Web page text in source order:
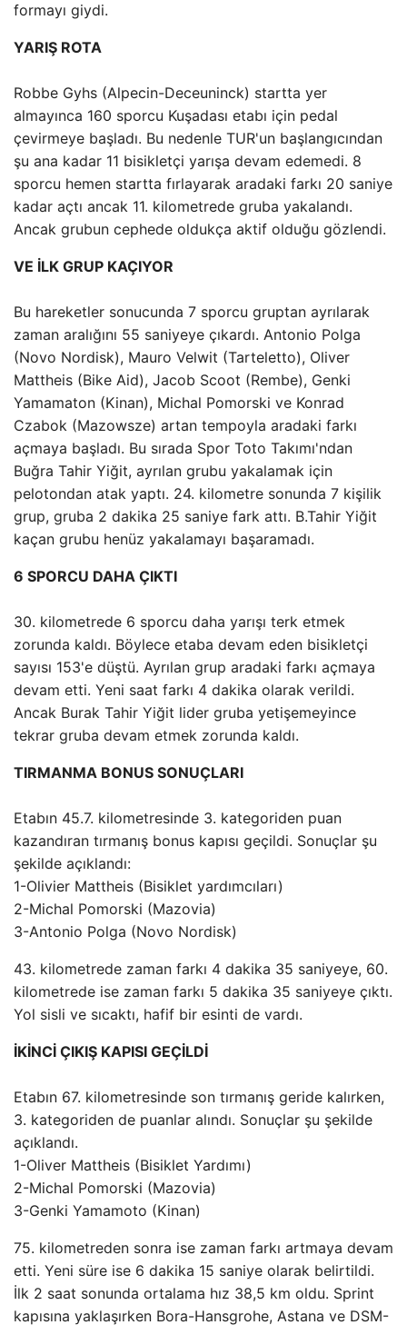
formayı giydi.
YARIŞ ROTA
Robbe Gyhs (Alpecin-Deceuninck) startta yer
almayınca 160 sporcu Kuşadası etabı için pedal
çevirmeye başladı. Bu nedenle TUR'un başlangıcından
şu ana kadar 11 bisikletçi yarışa devam edemedi. 8
sporcu hemen startta fırlayarak aradaki farkı 20 saniye
kadar açtı ancak 11. kilometrede gruba yakalandı.
Ancak grubun cephede oldukça aktif olduğu gözlendi.
VE İLK GRUP KAÇIYOR
Bu hareketler sonucunda 7 sporcu gruptan ayrılarak
zaman aralığını 55 saniyeye çıkardı. Antonio Polga
(Novo Nordisk), Mauro Velwit (Tarteletto), Oliver
Mattheis (Bike Aid), Jacob Scoot (Rembe), Genki
Yamamaton (Kinan), Michal Pomorski ve Konrad
Czabok (Mazowsze) artan tempoyla aradaki farkı
açmaya başladı. Bu sırada Spor Toto Takımı'ndan
Buğra Tahir Yiğit, ayrılan grubu yakalamak için
pelotondan atak yaptı. 24. kilometre sonunda 7 kişilik
grup, gruba 2 dakika 25 saniye fark attı. B.Tahir Yiğit
kaçan grubu henüz yakalamayı başaramadı.
6 SPORCU DAHA ÇIKTI
30. kilometrede 6 sporcu daha yarışı terk etmek
zorunda kaldı. Böylece etaba devam eden bisikletçi
sayısı 153'e düştü. Ayrılan grup aradaki farkı açmaya
devam etti. Yeni saat farkı 4 dakika olarak verildi.
Ancak Burak Tahir Yiğit lider gruba yetişemeyince
tekrar gruba devam etmek zorunda kaldı.
TIRMANMA BONUS SONUÇLARI
Etabın 45.7. kilometresinde 3. kategoriden puan
kazandıran tırmanış bonus kapısı geçildi. Sonuçlar şu
şekilde açıklandı:
1-Olivier Mattheis (Bisiklet yardımcıları)
2-Michal Pomorski (Mazovia)
3-Antonio Polga (Novo Nordisk)
43. kilometrede zaman farkı 4 dakika 35 saniyeye, 60.
kilometrede ise zaman farkı 5 dakika 35 saniyeye çıktı.
Yol sisli ve sıcaktı, hafif bir esinti de vardı.
İKİNCİ ÇIKIŞ KAPISI GEÇİLDİ
Etabın 67. kilometresinde son tırmanış geride kalırken,
3. kategoriden de puanlar alındı. Sonuçlar şu şekilde
açıklandı.
1-Oliver Mattheis (Bisiklet Yardımı)
2-Michal Pomorski (Mazovia)
3-Genki Yamamoto (Kinan)
75. kilometreden sonra ise zaman farkı artmaya devam
etti. Yeni süre ise 6 dakika 15 saniye olarak belirtildi.
İlk 2 saat sonunda ortalama hız 38,5 km oldu. Sprint
kapısına yaklaşırken Bora-Hansgrohe, Astana ve DSM-